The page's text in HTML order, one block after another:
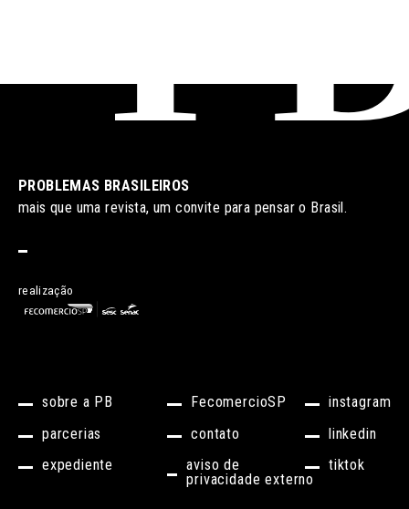
sobre a PB
parcerias
expediente
FecomercioSP
contato
aviso de
privacidade externo
instagram
linkedin
tiktok
PROBLEMAS BRASILEIROS
mais que uma revista, um convite para pensar o Brasil.
realização